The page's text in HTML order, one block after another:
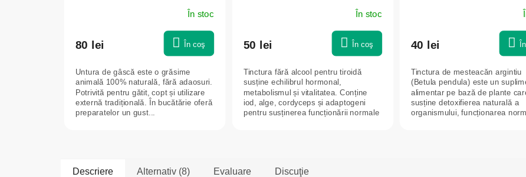
În stoc
80 lei În coş
Untura de gâscă este o grăsime
animală 100% naturală, fără adaosuri.
Potrivită pentru gătit, copt și utilizare
externă tradițională. În bucătărie oferă
preparatelor un gust...
În stoc
50 lei În coş
Tinctura fără alcool pentru tiroidă
susține echilibrul hormonal,
metabolismul și vitalitatea. Conține
iod, alge, cordyceps și adaptogeni
pentru susținerea funcționării normale
40 lei
Tinctura de mesteacăn argintiu
(Betula pendula) este un
alimentar pe bază de plante
susține detoxifierea naturală a
organismului, funcționarea
Descriere Alternativ (8) Evaluare Discuţie